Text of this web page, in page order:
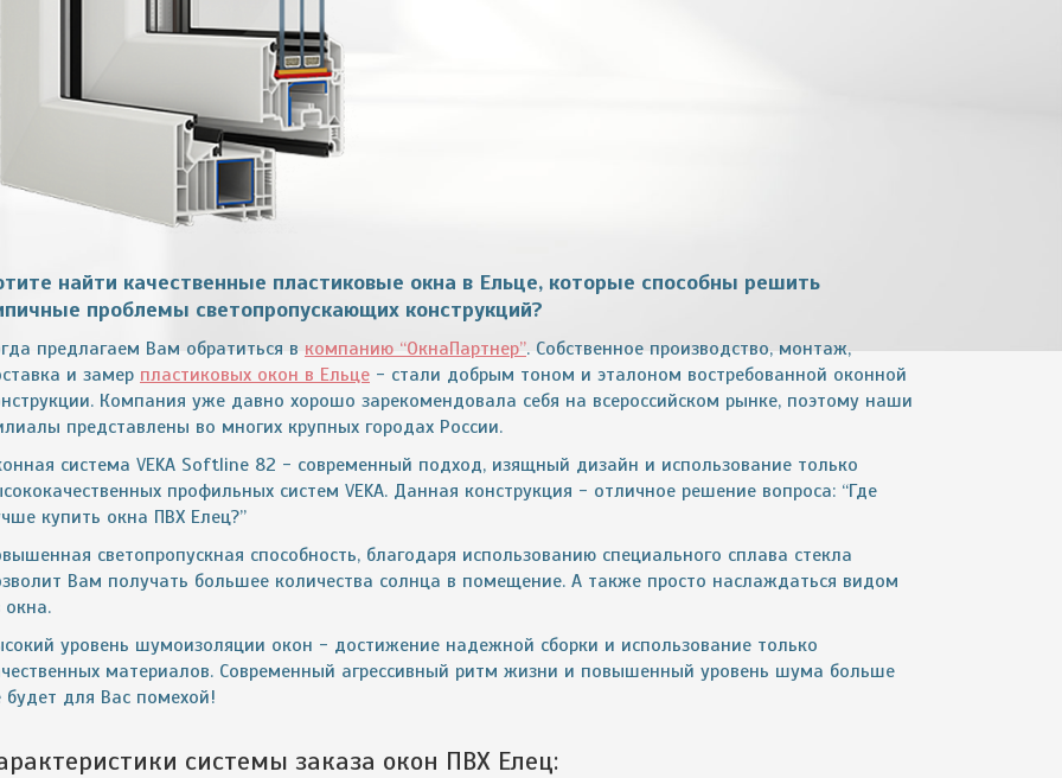
найти качественные пластиковые окна в Ельце, которые способны решить
проблемы светопропускающих конструкций?
предлагаем Вам обратиться в компанию “ОкнаПартнер”. Собственное производство, монтаж,
и замер пластиковых окон в Ельце - стали добрым тоном и эталоном востребованной оконной
Компания уже давно хорошо зарекомендовала себя на всероссийском рынке, поэтому наши
представлены во многих крупных городах России.
система VEKA Softline 82 - современный подход, изящный дизайн и использование только
профильных систем VEKA. Данная конструкция - отличное решение вопроса: “Где
купить окна ПВХ Елец?”
светопропускная способность, благодаря использованию специального сплава стекла
Вам получать большее количества солнца в помещение. А также просто наслаждаться видом
окна.
уровень шумоизоляции окон - достижение надежной сборки и использование только
материалов. Современный агрессивный ритм жизни и повышенный уровень шума больше
будет для Вас помехой!
системы заказа окон ПВХ Елец: